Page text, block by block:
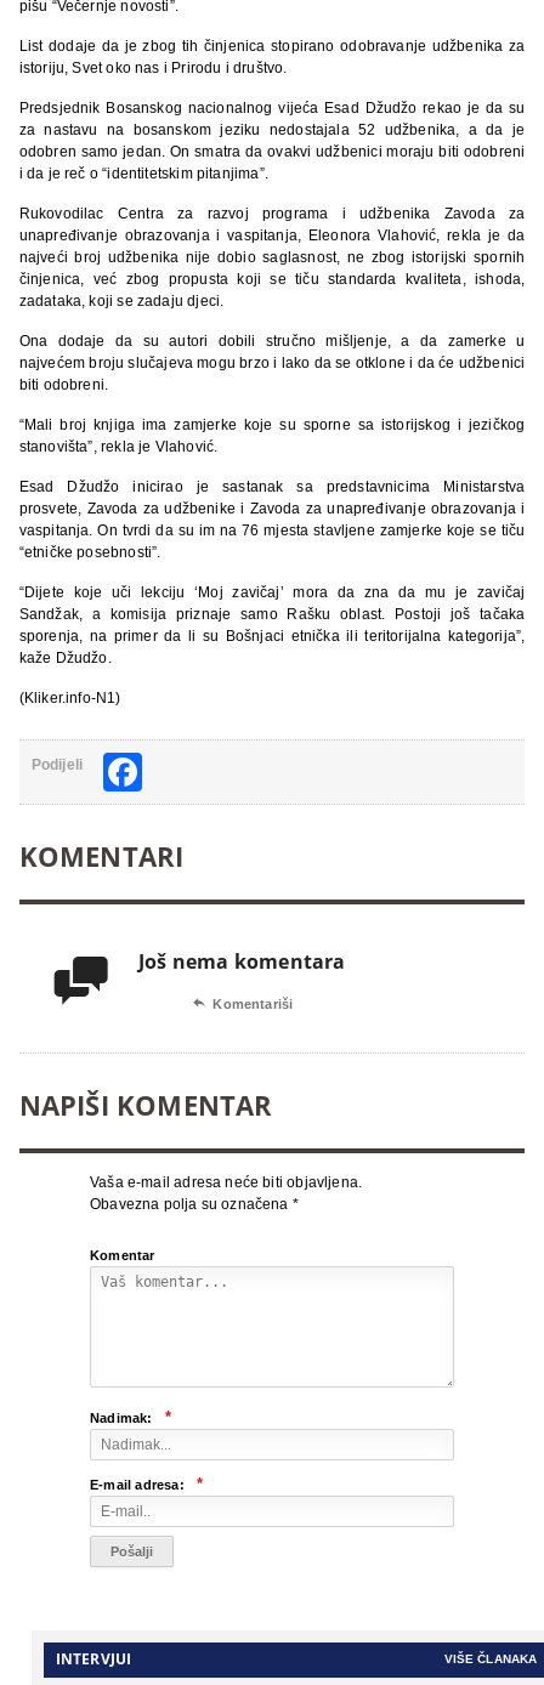
pišu “Večernje novosti”.
List dodaje da je zbog tih činjenica stopirano odobravanje udžbenika za
istoriju, Svet oko nas i Prirodu i društvo.
Predsjednik Bosanskog nacionalnog vijeća Esad Džudžo rekao je da su
za nastavu na bosanskom jeziku nedostajala 52 udžbenika, a da je
odobren samo jedan. On smatra da ovakvi udžbenici moraju biti odobreni
i da je reč o “identitetskim pitanjima”.
Rukovodilac Centra za razvoj programa i udžbenika Zavoda za
unapređivanje obrazovanja i vaspitanja, Eleonora Vlahović, rekla je da
najveći broj udžbenika nije dobio saglasnost, ne zbog istorijski spornih
činjenica, već zbog propusta koji se tiču standarda kvaliteta, ishoda,
zadataka, koji se zadaju djeci.
Ona dodaje da su autori dobili stručno mišljenje, a da zamerke u
najvećem broju slučajeva mogu brzo i lako da se otklone i da će udžbenici
biti odobreni.
“Mali broj knjiga ima zamjerke koje su sporne sa istorijskog i jezičkog
stanovišta”, rekla je Vlahović.
Esad Džudžo inicirao je sastanak sa predstavnicima Ministarstva
prosvete, Zavoda za udžbenike i Zavoda za unapređivanje obrazovanja i
vaspitanja. On tvrdi da su im na 76 mjesta stavljene zamjerke koje se tiču
“etničke posebnosti”.
“Dijete koje uči lekciju ‘Moj zavičaj’ mora da zna da mu je zavičaj
Sandžak, a komisija priznaje samo Rašku oblast. Postoji još tačaka
sporenja, na primer da li su Bošnjaci etnička ili teritorijalna kategorija”,
kaže Džudžo.
(Kliker.info-N1)
Podijeli
KOMENTARI
 Još nema komentara
 Komentariši
NAPIŠI KOMENTAR
Vaša e-mail adresa neće biti objavljena.
Obavezna polja su označena *
Komentar
Nadimak: *
E-mail adresa: *
INTERVJUI VIŠE ČLANAKA